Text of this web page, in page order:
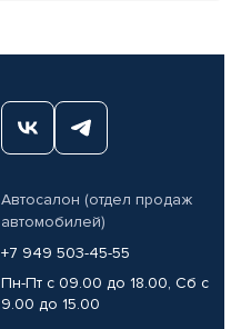
Автосалон (отдел продаж
автомобилей)
+7 949 503-45-55
Пн-Пт с 09.00 до 18.00, Сб с
9.00 до 15.00